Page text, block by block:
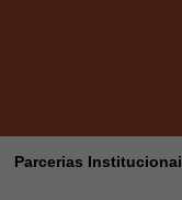
Parcerias